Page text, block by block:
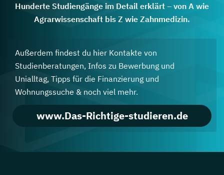
Hunderte Studiengänge im Detail erklärt – von A wie
Agrarwissenschaft bis Z wie Zahnmedizin.
Außerdem findest du hier Kontakte von
Studienberatungen, Infos zu Bewerbung und
Unialltag, Tipps für die Finanzierung und
Wohnungssuche & noch viel mehr.
www.Das-Richtige-studieren.de